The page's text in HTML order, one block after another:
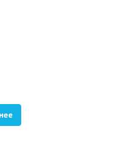
с купанием в
источнике.